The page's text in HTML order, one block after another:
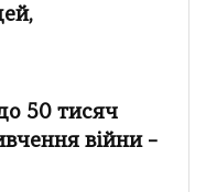
50 тисяч
війни –